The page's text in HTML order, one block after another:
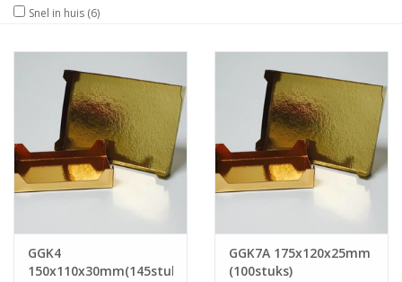
Snel in huis (6)
GGK4
150x110x30mm(145stuks)
GGK7A 175x120x25mm
(100stuks)